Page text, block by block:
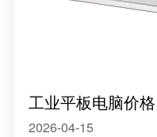
工业平板电脑价格
2026-04-15